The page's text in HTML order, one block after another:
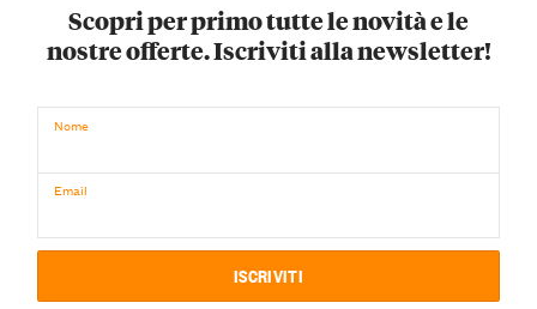
Scopri per primo tutte le novità e le
nostre offerte. Iscriviti alla newsletter!
Nome
Email